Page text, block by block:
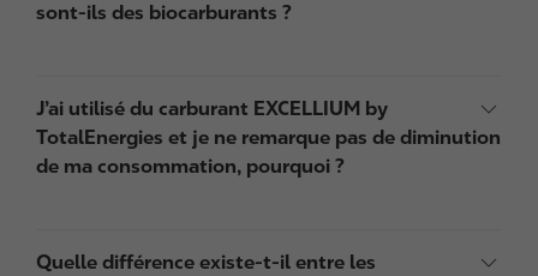
sont-ils des biocarburants ?
J’ai utilisé du carburant EXCELLIUM by
TotalEnergies et je ne remarque pas de diminution
de ma consommation, pourquoi ?
Quelle différence existe-t-il entre les